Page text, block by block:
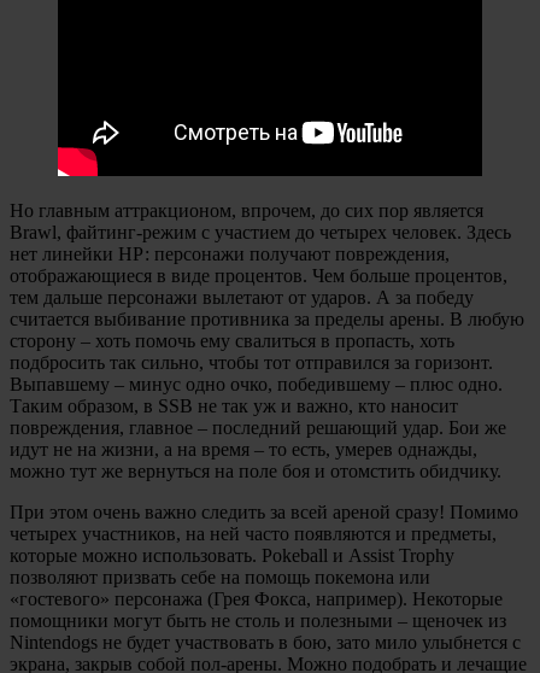
Но главным аттракционом, впрочем, до сих пор является
Brawl, файтинг-режим с участием до четырех человек. Здесь
нет линейки НР: персонажи получают повреждения,
отображающиеся в виде процентов. Чем больше процентов,
тем дальше персонажи вылетают от ударов. А за победу
считается выбивание противника за пределы арены. В любую
сторону – хоть помочь ему свалиться в пропасть, хоть
подбросить так сильно, чтобы тот отправился за горизонт.
Выпавшему – минус одно очко, победившему – плюс одно.
Таким образом, в SSB не так уж и важно, кто наносит
повреждения, главное – последний решающий удар. Бои же
идут не на жизни, а на время – то есть, умерев однажды,
можно тут же вернуться на поле боя и отомстить обидчику.
При этом очень важно следить за всей ареной сразу! Помимо
четырех участников, на ней часто появляются и предметы,
которые можно использовать. Pokeball и Assist Trophy
позволяют призвать себе на помощь покемона или
«гостевого» персонажа (Грея Фокса, например). Некоторые
помощники могут быть не столь и полезными – щеночек из
Nintendogs не будет участвовать в бою, зато мило улыбнется с
экрана, закрыв собой пол-арены. Можно подобрать и лечащие